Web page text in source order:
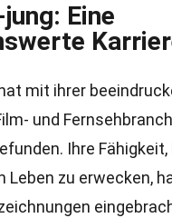
Eine
mit ihrer
und
Ihre
Leben zu erwecken,